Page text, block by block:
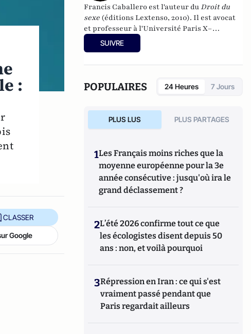
:
CLASSER
Google
Francis Caballero est l'auteur du Droit du
sexe (éditions Lextenso, 2010). Il est avocat
et professeur à l'Université Paris X–
Nanterre.
SUIVRE
POPULAIRES 24 Heures 7 Jours
PLUS LUS PLUS PARTAGES
1Les Français moins riches que la
moyenne européenne pour la 3e
année consécutive : jusqu'où ira le
grand déclassement ?
2L’été 2026 confirme tout ce que
les écologistes disent depuis 50
ans : non, et voilà pourquoi
3Répression en Iran : ce qui s'est
vraiment passé pendant que
Paris regardait ailleurs